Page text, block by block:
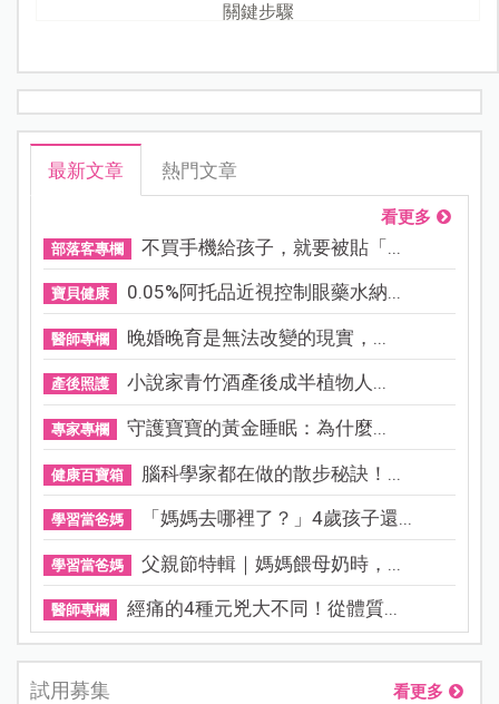
關鍵步驟
最新文章 熱門文章
看更多
部落客專欄 不買手機給孩子，就要被貼「...
寶貝健康 0.05%阿托品近視控制眼藥水納...
醫師專欄 晚婚晚育是無法改變的現實，...
產後照護 小說家青竹酒產後成半植物人...
專家專欄 守護寶寶的黃金睡眠：為什麼...
健康百寶箱 腦科學家都在做的散步秘訣！...
學習當爸媽 「媽媽去哪裡了？」4歲孩子還...
學習當爸媽 父親節特輯｜媽媽餵母奶時，...
醫師專欄 經痛的4種元兇大不同！從體質...
試用募集 看更多